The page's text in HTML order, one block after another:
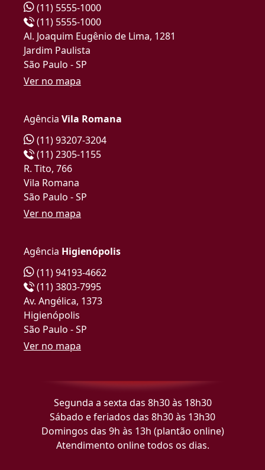
(11) 5555-1000
(11) 5555-1000
Al. Joaquim Eugênio de Lima, 1281
Jardim Paulista
São Paulo - SP
Ver no mapa
Agência Vila Romana
(11) 93207-3204
(11) 2305-1155
R. Tito, 766
Vila Romana
São Paulo - SP
Ver no mapa
Agência Higienópolis
(11) 94193-4662
(11) 3803-7995
Av. Angélica, 1373
Higienópolis
São Paulo - SP
Ver no mapa
Segunda a sexta das 8h30 às 18h30
Sábado e feriados das 8h30 às 13h30
Domingos das 9h às 13h (plantão online)
Atendimento online todos os dias.